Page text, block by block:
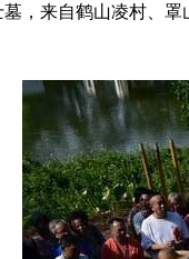
，来自鹤山凌村、